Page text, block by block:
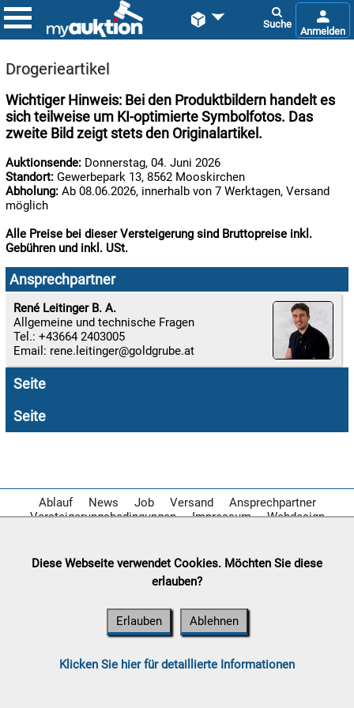
 

07.08:
07.08:

07.08:
08.08:
Drogerieartikel
Wichtiger Hinweis: Bei den Produktbildern handelt es
sich teilweise um KI-optimierte Symbolfotos. Das
zweite Bild zeigt stets den Originalartikel.
Auktionsende: Donnerstag, 04. Juni 2026
Standort: Gewerbepark 13, 8562 Mooskirchen
Abholung: Ab 08.06.2026, innerhalb von 7 Werktagen, Versand
möglich
Alle Preise bei dieser Versteigerung sind Bruttopreise inkl.
Gebühren und inkl. USt.
Ansprechpartner
René Leitinger B. A.
Allgemeine und technische Fragen
Tel.: +43664 2403005
Email: rene.leitinger
Seite
Seite
Ablauf News Job Versand
Ansprechpartner
Versteigerungsbedingungen
Impressum Webdesign
Diese Webseite verwendet Cookies. Möchten Sie diese
erlauben?
Erlauben Ablehnen
Klicken Sie hier für detaillierte Informationen